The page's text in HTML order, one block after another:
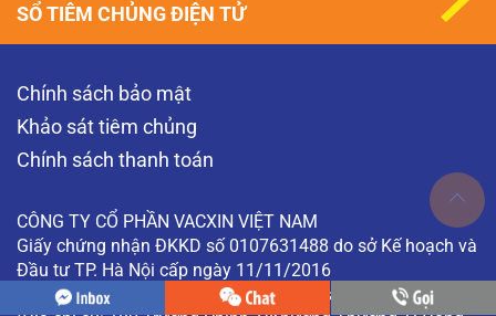
Chính sách bảo mật
Khảo sát tiêm chủng
Chính sách thanh toán
CÔNG TY CỔ PHẦN VACXIN VIỆT NAM
Giấy chứng nhận ĐKKD số 0107631488 do sở Kế hoạch và
Đầu tư TP. Hà Nội cấp ngày 11/11/2016
Địa chỉ: 180 Trường Chinh, P.Kim Liên, Hà Nội
SỔ TIÊM CHỦNG ĐIỆN TỬ